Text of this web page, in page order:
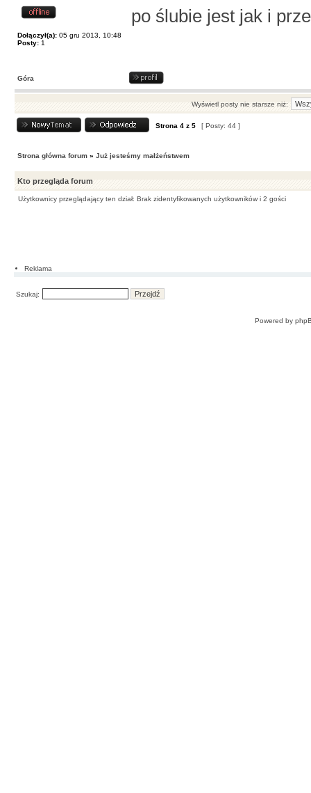
Dołączył(a): 05 gru 2013, 10:48
Posty: 1
po ślubie jest jak i
Góra
Wyświetl posty nie starsze niż:
Strona 4 z 5 [ Posty: 44 ]
Strona główna forum » Już jesteśmy małżeństwem
Kto przegląda forum
Użytkownicy przeglądający ten dział: Brak zidentyfikowanych użytkowników i 2 gości
Reklama
Szukaj:
Powered by